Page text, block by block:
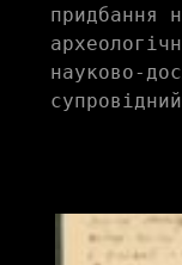
придбання
науково-